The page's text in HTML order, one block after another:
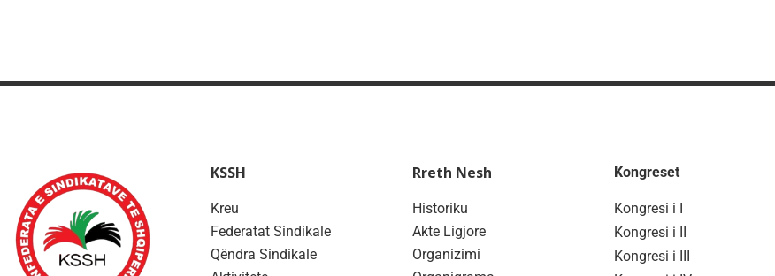
KSSH
Kreu
Federatat Sindikale
Qëndra Sindikale
Rreth Nesh
Historiku
Akte Ligjore
Organizimi
Kongreset
Kongresi i I
Kongresi i II
Kongresi i III